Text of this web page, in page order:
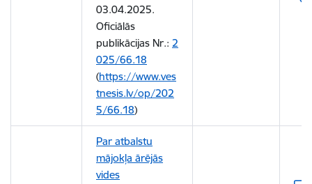
03.04.2025.
Oficiālās
publikācijas Nr.: 2
025/66.18
(https://www.ves
tnesis.lv/op/202
5/66.18)
Par atbalstu
mājokļa ārējās
vides